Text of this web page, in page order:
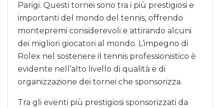
Parigi. Questi tornei sono tra i più prestigiosi e
importanti del mondo del tennis, offrendo
montepremi considerevoli e attirando alcuni
dei migliori giocatori al mondo. L’impegno di
Rolex nel sostenere il tennis professionistico è
evidente nell’alto livello di qualità e di
organizzazione dei tornei che sponsorizza.
Tra gli eventi più prestigiosi sponsorizzati da